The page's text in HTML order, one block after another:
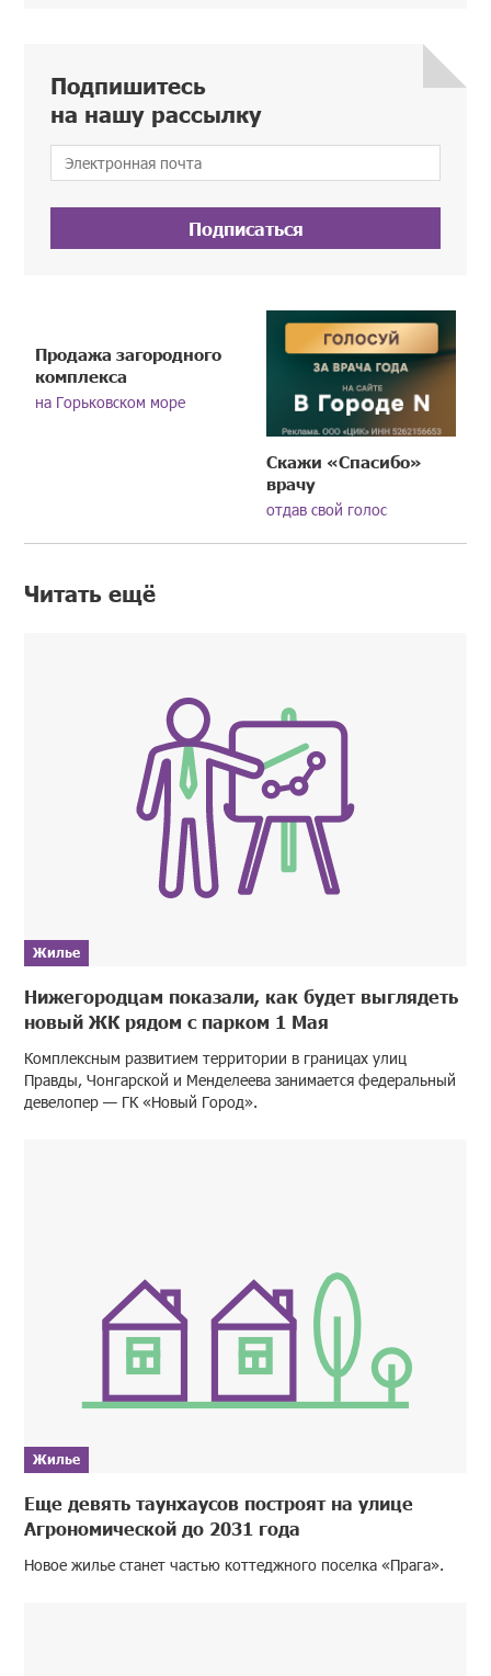
Подпишитесь
на нашу рассылку
Подписаться
Продажа загородного
комплекса
на Горьковском море
Скажи «Спасибо»
врачу
отдав свой голос
Читать ещё
Жилье
Нижегородцам показали, как будет выглядеть
новый ЖК рядом с парком 1 Мая
Комплексным развитием территории в границах улиц
Правды, Чонгарской и Менделеева занимается федеральный
девелопер — ГК «Новый Город».
Жилье
Еще девять таунхаусов построят на улице
Агрономической до 2031 года
Новое жилье станет частью коттеджного поселка «Прага».